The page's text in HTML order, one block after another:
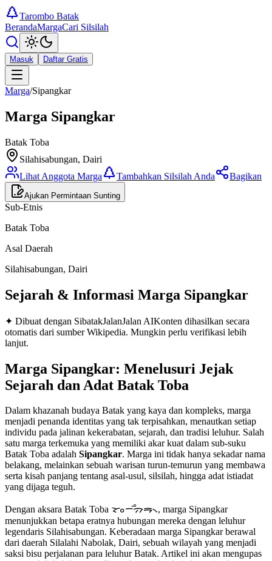
Tarombo Batak
BerandaMargaCari Silsilah
Masuk Daftar Gratis
Marga/Sipangkar
Marga Sipangkar
Batak Toba
Silahisabungan, Dairi
Lihat Anggota Marga
Tambahkan Silsilah Anda Bagikan
Ajukan Permintaan Sunting
Sub-Etnis
Batak Toba
Asal Daerah
Silahisabungan, Dairi
Sejarah & Informasi Marga Sipangkar
✦ Dibuat dengan SibatakJalanJalan AIKonten dihasilkan secara
otomatis dari sumber Wikipedia. Mungkin perlu verifikasi lebih
lanjut.
Marga Sipangkar: Menelusuri Jejak
Sejarah dan Adat Batak Toba
Dalam khazanah budaya Batak yang kaya dan kompleks, marga
menjadi penanda identitas yang tak terpisahkan, menautkan setiap
individu pada jalinan kekerabatan, sejarah, dan tradisi leluhur. Salah
satu marga terkemuka yang memiliki akar kuat dalam sub-suku
Batak Toba adalah Sipangkar. Marga ini tidak hanya sekadar nama
belakang, melainkan sebuah warisan turun-temurun yang membawa
serta kisah panjang tentang asal-usul, silsilah, hingga adat istiadat
yang dijaga teguh.
Dengan aksara Batak Toba ᯘᯪᯇᯰᯄ᯦ᯒ᯲, marga Sipangkar
menunjukkan betapa eratnya hubungan mereka dengan leluhur
legendaris Silahisabungan. Keberadaan marga Sipangkar berawal
dari daerah Silalahi Nabolak, Dairi, sebuah wilayah yang menjadi
saksi bisu perjalanan para leluhur Batak. Artikel ini akan mengupas